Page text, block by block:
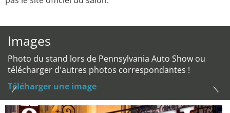
Images
Photo du stand lors de Pennsylvania Auto Show ou
télécharger d'autres photos correspondantes !
Téléharger une image